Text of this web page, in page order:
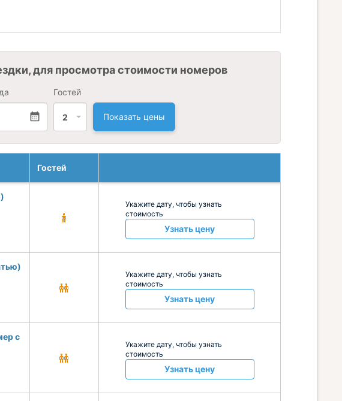
для просмотра стоимости номеров
Гостей
2 Показать цены
Гостей
Укажите дату, чтобы узнать
стоимость
Узнать цену
Укажите дату, чтобы узнать
стоимость
Узнать цену
с
Укажите дату, чтобы узнать
стоимость
Узнать цену